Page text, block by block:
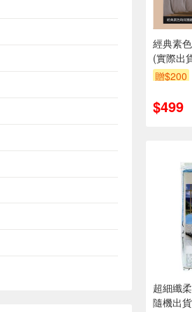
經典素
(實際出
含其他
贈$200
$499
超細纖
隨機出貨